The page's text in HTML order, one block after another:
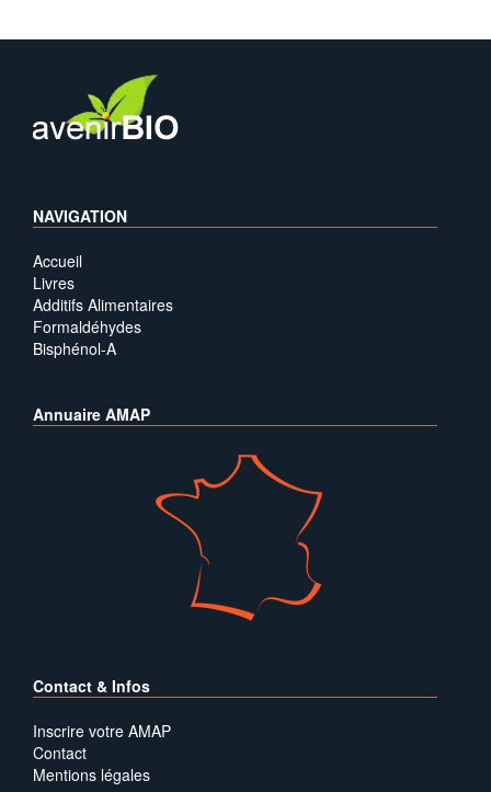
NAVIGATION
Accueil
Livres
Additifs Alimentaires
Formaldéhydes
Bisphénol-A
Annuaire AMAP
Contact & Infos
Inscrire votre AMAP
Contact
Mentions légales